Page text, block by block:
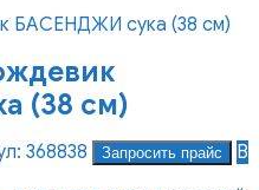
(38 см)
368838 Запросить прайс
В